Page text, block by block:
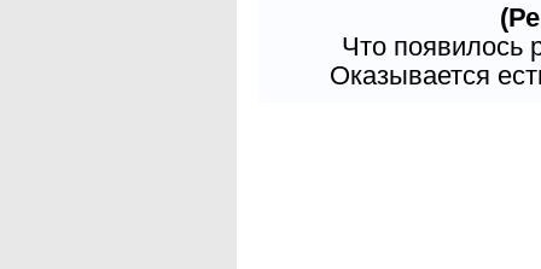
Что появилось
Оказывается